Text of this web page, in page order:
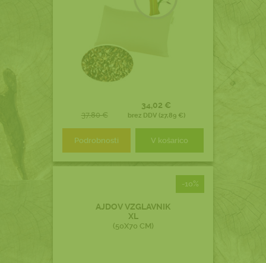
37,80 €
34,02 €
brez DDV (27,89 €)
Podrobnosti V košarico
-10%
AJDOV VZGLAVNIK
XL
(50X70 CM)